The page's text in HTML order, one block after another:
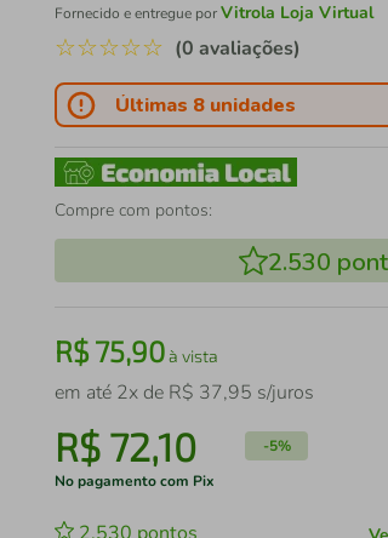
Fornecido e entregue porVitrola Loja Virtual
☆☆☆☆☆ (0 avaliações)
Últimas 8 unidades
Compre com pontos:
2.530
R$75,90à vista
em até 2x de R$ 37,95 s/juros
R$ 72,10 -5%
No pagamento com Pix